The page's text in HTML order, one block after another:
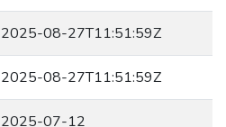
2025-08-27T11:51:59Z
2025-08-27T11:51:59Z
2025-07-12